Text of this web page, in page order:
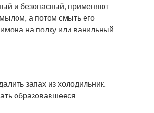
и безопасный, применяют
а потом смыть его
на полку или ванильный
запах из холодильник.
образовавшееся